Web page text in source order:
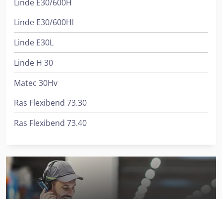
Linde E30/600H
Linde E30/600Hl
Linde E30L
Linde H 30
Matec 30Hv
Ras Flexibend 73.30
Ras Flexibend 73.40